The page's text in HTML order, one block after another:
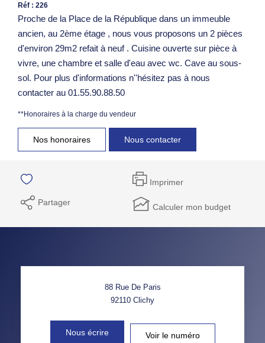
Réf : 226
Proche de la Place de la République dans un immeuble
ancien, au 2ème étage , nous vous proposons un 2 pièces
d'environ 29m2 refait à neuf . Cuisine ouverte sur pièce à
vivre, une chambre et salle d'eau avec wc. Cave au sous-
sol. Pour plus d'informations n''hésitez pas à nous
contacter au 01.55.90.88.50
**Honoraires à la charge du vendeur
Nos honoraires Nous contacter
Imprimer
Partager Calculer mon budget
88 Rue De Paris
92110 Clichy
Nous écrire Voir le numéro